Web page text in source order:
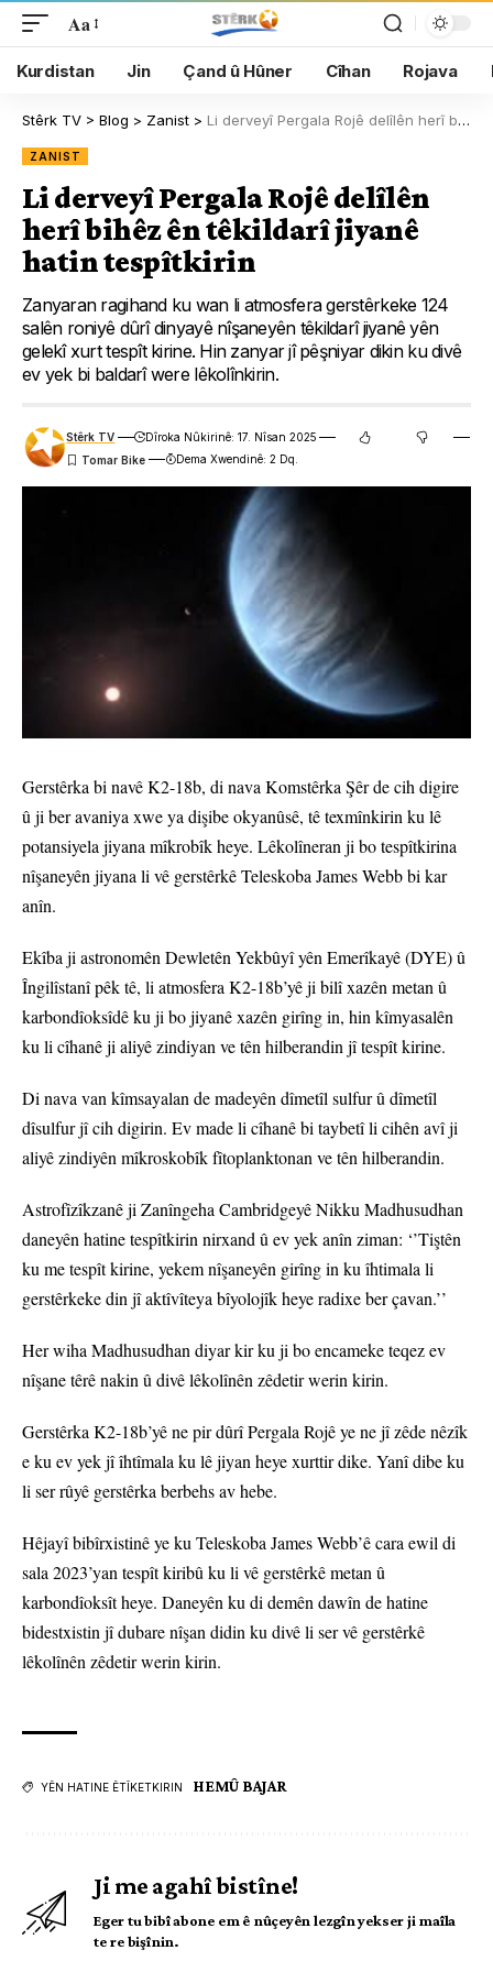
Aa
Kurdistan Jin Çand û Hûner Cîhan Rojava
Stêrk TV > Blog > Zanist > Li derveyî Pergala Rojê delîlên herî bihêz ên têkildarî jiyanê hatin tespîtkirin
ZANIST
Li derveyî Pergala Rojê delîlên
herî bihêz ên têkildarî jiyanê
hatin tespîtkirin
Zanyaran ragihand ku wan li atmosfera gerstêrkeke 124
salên roniyê dûrî dinyayê nîşaneyên têkildarî jiyanê yên
gelekî xurt tespît kirine. Hin zanyar jî pêşniyar dikin ku divê
ev yek bi baldarî were lêkolînkirin.
Stêrk TV
Dîroka Nûkirinê: 17. Nîsan 2025
Dema Xwendinê: 2 Dq.
Gerstêrka bi navê K2-18b, di nava Komstêrka Şêr de cih digire
û ji ber avaniya xwe ya dişibe okyanûsê, tê texmînkirin ku lê
potansiyela jiyana mîkrobîk heye. Lêkolîneran ji bo tespîtkirina
nîşaneyên jiyana li vê gerstêrkê Teleskoba James Webb bi kar
anîn.
Ekîba ji astronomên Dewletên Yekbûyî yên Emerîkayê (DYE) û
Îngilîstanî pêk tê, li atmosfera K2-18b’yê ji bilî xazên metan û
karbondîoksîdê ku ji bo jiyanê xazên girîng in, hin kîmyasalên
ku li cîhanê ji aliyê zindiyan ve tên hilberandin jî tespît kirine.
Di nava van kîmsayalan de madeyên dîmetîl sulfur û dîmetîl
dîsulfur jî cih digirin. Ev made li cîhanê bi taybetî li cihên avî ji
aliyê zindiyên mîkroskobîk fîtoplanktonan ve tên hilberandin.
Astrofîzîkzanê ji Zanîngeha Cambridgeyê Nikku Madhusudhan
daneyên hatine tespîtkirin nirxand û ev yek anîn ziman: ‘’Tiştên
ku me tespît kirine, yekem nîşaneyên girîng in ku îhtimala li
gerstêrkeke din jî aktîvîteya bîyolojîk heye radixe ber çavan.’’
Her wiha Madhusudhan diyar kir ku ji bo encameke teqez ev
nîşane têrê nakin û divê lêkolînên zêdetir werin kirin.
Gerstêrka K2-18b’yê ne pir dûrî Pergala Rojê ye ne jî zêde nêzîk
e ku ev yek jî îhtîmala ku lê jiyan heye xurttir dike. Yanî dibe ku
li ser rûyê gerstêrka berbehs av hebe.
Hêjayî bibîrxistinê ye ku Teleskoba James Webb’ê cara ewil di
sala 2023’yan tespît kiribû ku li vê gerstêrkê metan û
karbondîoksît heye. Daneyên ku di demên dawîn de hatine
bidestxistin jî dubare nîşan didin ku divê li ser vê gerstêrkê
lêkolînên zêdetir werin kirin.
YÊN HATINE ÊTÎKETKIRIN HEMÛ BAJAR
Ji me agahî bistîne!
Eger tu bibî abone em ê nûçeyên lezgîn yekser ji maîla
te re bişînin.